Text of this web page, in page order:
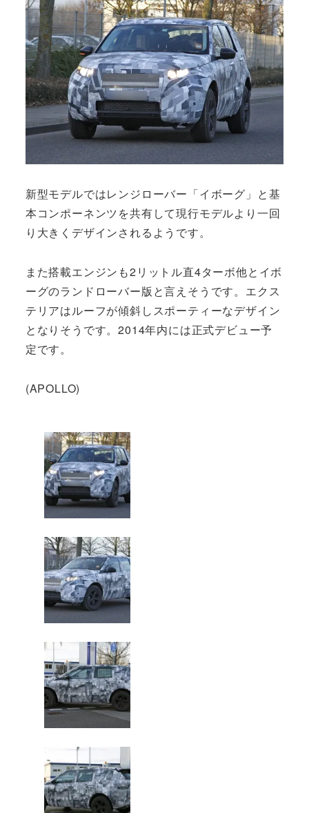
新型モデルではレンジローバー「イボーグ」と基
本コンポーネンツを共有して現行モデルより一回
り大きくデザインされるようです。
また搭載エンジンも2リットル直4ターボ他とイボ
ーグのランドローバー版と言えそうです。エクス
テリアはルーフが傾斜しスポーティーなデザイン
となりそうです。2014年内には正式デビュー予
定です。
(APOLLO)